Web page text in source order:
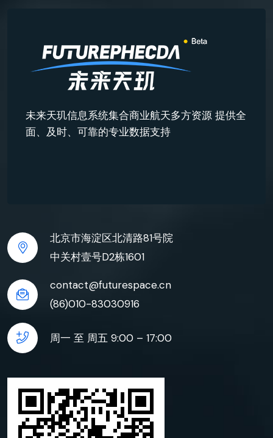
未来天玑信息系统集合商业航天多方资源 提供全
面、及时、可靠的专业数据支持
北京市海淀区北清路81号院
中关村壹号D2栋1601
contact@futurespace.cn
(86)010-83030916
周一 至 周五 9:00 – 17:00